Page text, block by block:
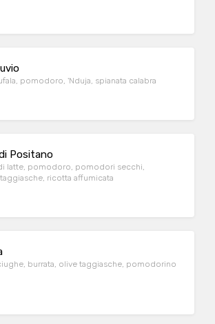
pomodoro, 'Nduja, spianata calabra
Positano
latte, pomodoro, pomodori secchi,
ricotta affumicata
burrata, olive taggiasche, pomodorino